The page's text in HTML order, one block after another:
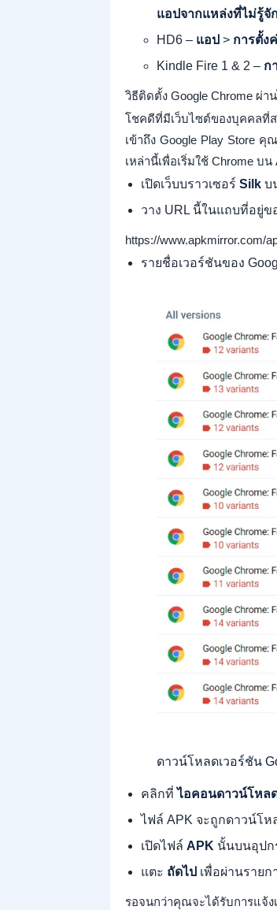
แอปจากแหล่งที่ไม่รู้จั
HD6 – แอป > การตั้ง
Kindle Fire 1 & 2 – ก
วิธีติดตั้ง Google Chrome ผ่า
โชคดีที่มีเว็บไซต์ของบุคคลที่
เข้าถึง Google Play Store
เหล่านี้เพื่อเริ่มใช้ Chrome บ
เปิดเว็บบราวเซอร์ Silkบ
วาง URL นี้ในแถบที่อยู่ข
https://www.apkmirror.com/
รายชื่อเวอร์ชันของ
ดาวน์โหลดเวอร์ชัน
คลิกที่ไอคอนดาวน์โหล
ไฟล์ APK จะถูกดาวน์โ
เปิดไฟล์ APK นั้นบนอุปก
แตะ ถัดไป เพื่อผ่านราย
รอจนกว่าคุณจะได้รับการแจ้